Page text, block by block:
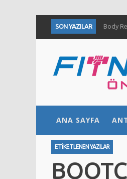
SON YAZILAR Body
Aç
Temiz
1 Ayda
ANA SAYFA
ETIKETLENEN YAZILAR